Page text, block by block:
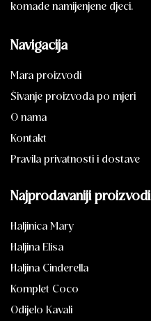
komade namijenjene djeci.
Navigacija
Mara proizvodi
Šivanje proizvoda po mjeri
O nama
Kontakt
Pravila privatnosti i dostave
Najprodavaniji proizvodi
Haljinica Mary
Haljina Elisa
Haljina Cinderella
Komplet Coco
Odijelo Kavali